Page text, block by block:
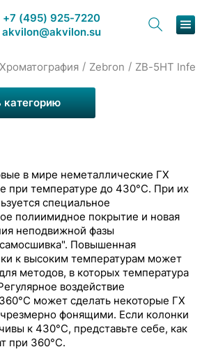
+7 (495) 925-7220
akvilon@akvilon.su
Каталог
Контакты
Хроматография / Zebron / ZB-5HT
в мире неметаллические ГХ
при температуре до 430°C. При их
специальное
полиимидное покрытие и новая
неподвижной фазы
Повышенная
к высоким температурам может
методов, в которых температура
воздействие
может сделать некоторые ГХ
фонящими. Если колонки
к 430°C, представьте себе, как
при 360°C.
категорию
Welch